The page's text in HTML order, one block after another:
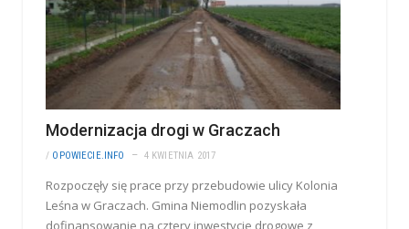
Modernizacja drogi w Graczach
/ OPOWIECIE.INFO 4 KWIETNIA 2017
Rozpoczęły się prace przy przebudowie ulicy Kolonia
Leśna w Graczach. Gmina Niemodlin pozyskała
dofinansowanie na cztery inwestycje drogowe z